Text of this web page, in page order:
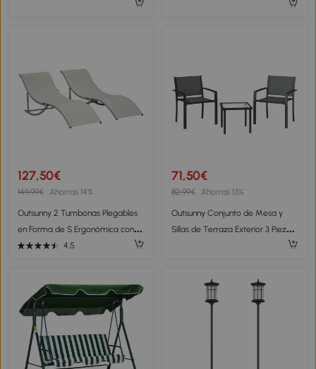
127,50€
149,99€ Ahorras 14%
Outsunny 2 Tumbonas Plegables
en Forma de S Ergonómica con
Marco de Aluminio Texteline para
4.5
71,50€
82,99€ Ahorras 13%
Outsunny Conjunto de Mesa y
Sillas de Terraza Exterior 3 Piezas
con 2 Sillas de Textilene Mesa de